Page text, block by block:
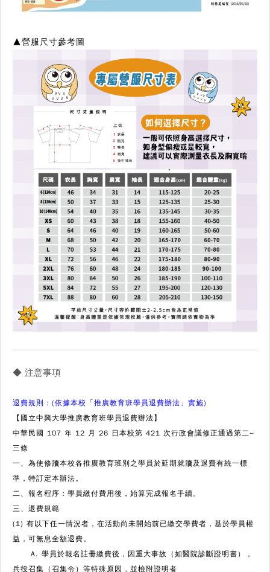
▲營服尺寸參考圖
◆ 注意事項
退費規則：(依據本校「推廣教育班學員退費辦法」實施)
【國立中興大學推廣教育班學員退費辦法】
中華民國 107 年 12 月 26 日本校第 421 次行政會議修正通過第二~
三條
一、為使修讀本校各推廣教育班別之學員於延期就讀及退費有統一標
準，特訂定本辦法。
二、報名程序：學員繳付費用後，始算完成報名手續。
三、退費規範
(1) 有以下任一情況者，在活動尚未開始前已繳交學費者，基於學員權
益，可無息全額退費。
A. 學員於報名註冊繳費後，因重大事故（如醫院診斷證明書），
兵役召集（召集令）等特殊原因，並檢附證明者